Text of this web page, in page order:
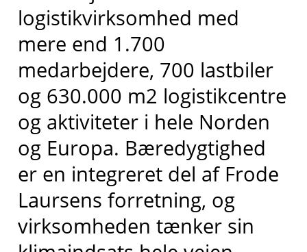
logistikvirksomhed med
mere end 1.700
medarbejdere, 700 lastbiler
og 630.000 m2 logistikcentre
og aktiviteter i hele Norden
og Europa. Bæredygtighed
er en integreret del af Frode
Laursens forretning, og
virksomheden tænker sin